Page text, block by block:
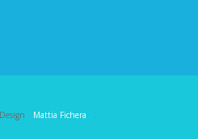
Mattia Fichera .